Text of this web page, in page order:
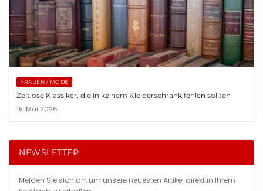
FRAUEN / MODE
Zeitlose Klassiker, die in keinem Kleiderschrank fehlen sollten
15. Mai 2026
NEWSLETTER
Melden Sie sich an, um unsere neuesten Artikel direkt in Ihrem